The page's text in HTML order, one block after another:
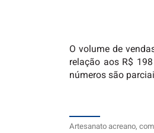
O volume de
relação aos R$
números são
Artesanato acreano,